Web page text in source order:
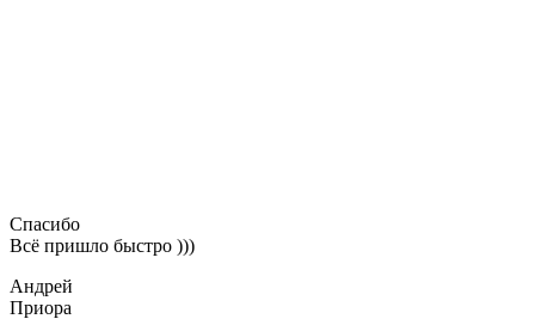
Спасибо
Всё пришло быстро )))
Андрей
Приора